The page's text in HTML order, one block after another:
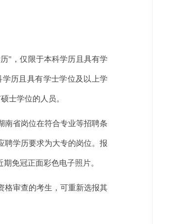
"，仅限于本科学历且具有学
历且具有学士学位及以上学
士学位的人员。
南省岗位在符合专业等招聘条
聘学历要求为大专的岗位。报
免冠正面彩色电子照片。
格审查的考生，可重新选报其